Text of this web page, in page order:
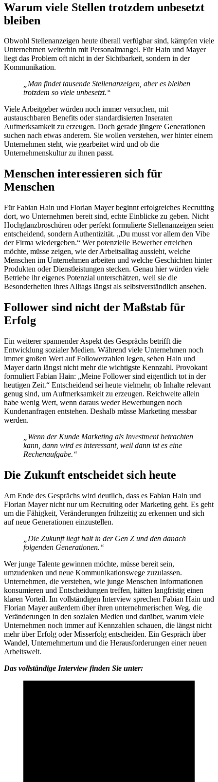
Warum viele Stellen trotzdem unbesetzt
bleiben
Obwohl Stellenanzeigen heute überall verfügbar sind, kämpfen viele
Unternehmen weiterhin mit Personalmangel. Für Hain und Mayer
liegt das Problem oft nicht in der Sichtbarkeit, sondern in der
Kommunikation.
„Man findet tausende Stellenanzeigen, aber es bleiben
trotzdem so viele unbesetzt.“
Viele Arbeitgeber würden noch immer versuchen, mit
austauschbaren Benefits oder standardisierten Inseraten
Aufmerksamkeit zu erzeugen. Doch gerade jüngere Generationen
suchen nach etwas anderem. Sie wollen verstehen, wer hinter einem
Unternehmen steht, wie gearbeitet wird und ob die
Unternehmenskultur zu ihnen passt.
Menschen interessieren sich für
Menschen
Für Fabian Hain und Florian Mayer beginnt erfolgreiches Recruiting
dort, wo Unternehmen bereit sind, echte Einblicke zu geben. Nicht
Hochglanzbroschüren oder perfekt formulierte Stellenanzeigen seien
entscheidend, sondern Authentizität. „Du musst vor allem den Vibe
der Firma wiedergeben.“ Wer potenzielle Bewerber erreichen
möchte, müsse zeigen, wie der Arbeitsalltag aussieht, welche
Menschen im Unternehmen arbeiten und welche Geschichten hinter
Produkten oder Dienstleistungen stecken. Genau hier würden viele
Betriebe ihr eigenes Potenzial unterschätzen, weil sie die
Besonderheiten ihres Alltags längst als selbstverständlich ansehen.
Follower sind nicht der Maßstab für
Erfolg
Ein weiterer spannender Aspekt des Gesprächs betrifft die
Entwicklung sozialer Medien. Während viele Unternehmen noch
immer großen Wert auf Followerzahlen legen, sehen Hain und
Mayer darin längst nicht mehr die wichtigste Kennzahl. Provokant
formuliert Fabian Hain: „Meine Follower sind eigentlich tot in der
heutigen Zeit.“ Entscheidend sei heute vielmehr, ob Inhalte relevant
genug sind, um Aufmerksamkeit zu erzeugen. Reichweite allein
habe wenig Wert, wenn daraus weder Bewerbungen noch
Kundenanfragen entstehen. Deshalb müsse Marketing messbar
werden.
„Wenn der Kunde Marketing als Investment betrachten
kann, dann wird es interessant, weil dann ist es eine
Rechenaufgabe.“
Die Zukunft entscheidet sich heute
Am Ende des Gesprächs wird deutlich, dass es Fabian Hain und
Florian Mayer nicht nur um Recruiting oder Marketing geht. Es geht
um die Fähigkeit, Veränderungen frühzeitig zu erkennen und sich
auf neue Generationen einzustellen.
„Die Zukunft liegt halt in der Gen Z und den danach
folgenden Generationen.“
Wer junge Talente gewinnen möchte, müsse bereit sein,
umzudenken und neue Kommunikationswege zuzulassen.
Unternehmen, die verstehen, wie junge Menschen Informationen
konsumieren und Entscheidungen treffen, hätten langfristig einen
klaren Vorteil. Im vollständigen Interview sprechen Fabian Hain und
Florian Mayer außerdem über ihren unternehmerischen Weg, die
Veränderungen in den sozialen Medien und darüber, warum viele
Unternehmen noch immer auf Kennzahlen schauen, die längst nicht
mehr über Erfolg oder Misserfolg entscheiden. Ein Gespräch über
Wandel, Unternehmertum und die Herausforderungen einer neuen
Arbeitswelt.
Das vollständige Interview finden Sie unter: